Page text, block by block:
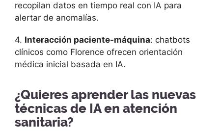
recopilan datos en tiempo real con IA para
alertar de anomalías.
4. Interacción paciente-máquina: chatbots
clínicos como Florence ofrecen orientación
médica inicial basada en IA.
¿Quieres aprender las nuevas
técnicas de IA en atención
sanitaria?